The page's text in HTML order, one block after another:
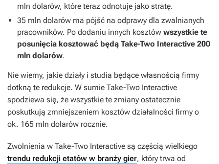
mln dolarów, które teraz odnotuje jako stratę.
35 mln dolarów ma pójść na odprawy dla zwalnianych
pracowników. Po dodaniu innych kosztów wszystkie te
posunięcia kosztować będą Take-Two Interactive 200
mln dolarów.
Nie wiemy, jakie działy i studia będące własnością firmy
dotkną te redukcje. W sumie Take-Two Interactive
spodziewa się, że wszystkie te zmiany ostatecznie
poskutkują zmniejszeniem kosztów działalności firmy o
ok. 165 mln dolarów rocznie.
Zwolnienia w Take-Two Interactive są częścią wielkiego
trendu redukcji etatów w branży gier, który trwa od